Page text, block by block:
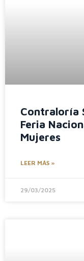
Contraloría
Feria
Mujeres
LEER MÁS »
29/03/2025